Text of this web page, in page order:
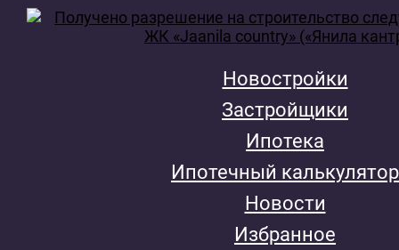
Новостройки
Застройщики
Ипотека
Ипотечный калькулятор
Новости
Избранное